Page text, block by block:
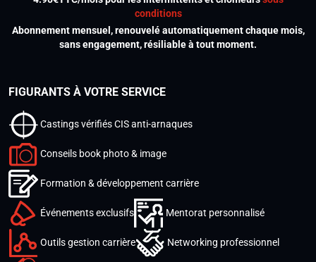
conditions
Abonnement mensuel, renouvelé automatiquement chaque mois,
sans engagement, résiliable à tout moment.
FIGURANTS À VOTRE SERVICE
Castings vérifiés CIS anti-arnaques
Conseils book photo & image
Formation & développement carrière
Événements exclusifs Mentorat personnalisé
Outils gestion carrière Networking professionnel